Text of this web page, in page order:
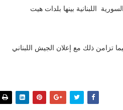
اللبنانية بينها بلدات هيت
تزامن ذلك مع إعلان الجيش اللبناني